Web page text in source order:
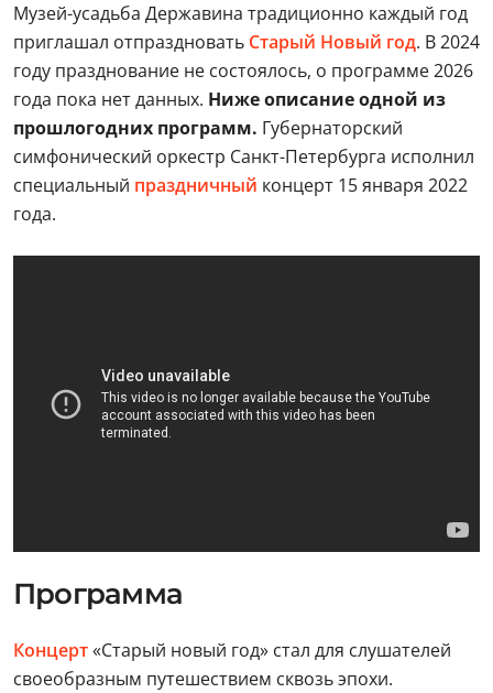
Музей-усадьба Державина традиционно каждый год
приглашал отпраздновать Старый Новый год. В 2024
году празднование не состоялось, о программе 2026
года пока нет данных. Ниже описание одной из
прошлогодних программ. Губернаторский
симфонический оркестр Санкт-Петербурга исполнил
специальный праздничный концерт 15 января 2022
года.
Программа
Концерт«Старый новый год» стал для слушателей
своеобразным путешествием сквозь эпохи.